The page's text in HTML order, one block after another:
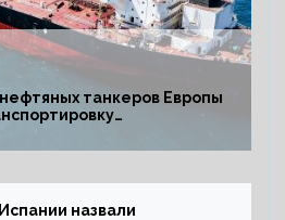
танкеров Европы
назвали